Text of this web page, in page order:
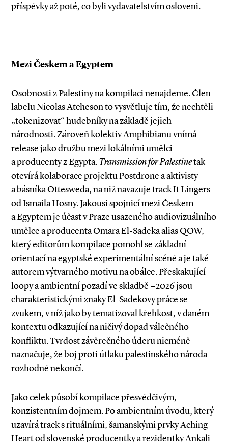
příspěvky až poté, co byli vydavatelstvím osloveni.
Mezi Českem a Egyptem
Osobnosti z Palestiny na kompilaci nenajdeme. Člen
labelu Nicolas Atcheson to vysvětluje tím, že nechtěli
„tokenizovat“ hudebníky na základě jejich
národnosti. Zároveň kolektiv Amphibianu vnímá
release jako družbu mezi lokálními umělci
a producenty z Egypta.Transmission for Palestinetak
otevírá kolaborace projektu Postdrone a aktivisty
a básníka Ottesweda, na niž navazuje track It Lingers
od Ismaila Hosny. Jakousi spojnicí mezi Českem
a Egyptem je účast v Praze usazeného audiovizuálního
umělce a producenta Omara El­-Sadeka alias QOW,
který editorům kompilace pomohl se základní
orientací na egyptské experimentální scéně a je také
autorem výtvarného motivu na obálce. Přeskakující
loopy a ambientní pozadí ve skladbě −2026 jsou
charakteristickými znaky El­-Sadekovy práce se
zvukem, v níž jako by tematizoval křehkost, v daném
kontextu odkazující na ničivý dopad válečného
konfliktu. Tvrdost závěrečného úderu nicméně
naznačuje, že boj proti útlaku palestinského národa
rozhodně nekončí.
Jako celek působí kompilace přesvědčivým,
konzistentním dojmem. Po ambientním úvodu, který
uzavírá track s rituálními, šamanskými prvky Aching
Heart od slovenské producentky a rezidentky Ankali